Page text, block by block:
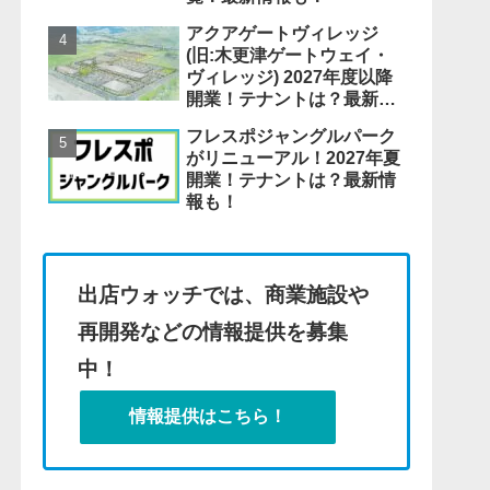
アクアゲートヴィレッジ
(旧:木更津ゲートウェイ・
ヴィレッジ) 2027年度以降
開業！テナントは？最新情
フレスポジャングルパーク
がリニューアル！2027年夏
開業！テナントは？最新情
報も！
出店ウォッチでは、商業施設や
再開発などの情報提供を募集
中！
情報提供はこちら！